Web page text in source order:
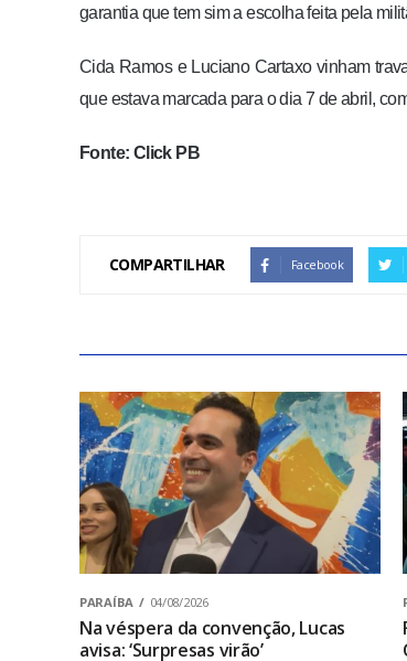
garantia que tem sim a escolha feita pela
Cida Ramos e Luciano Cartaxo vinham
que estava marcada para o dia 7 de abril,
Fonte: Click PB
COMPARTILHAR Facebook
PARAÍBA 04/08/2026
Na véspera da convenção, Lucas
avisa: ‘Surpresas virão’